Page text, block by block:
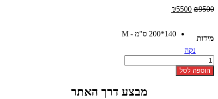
₪9500
המחיר
₪9500.
₪5500
₪5500.
מידות
140*200 ס"מ - M
נקה
כמות
של
שטיח
הוספה לסל
מבצע דרך האתר